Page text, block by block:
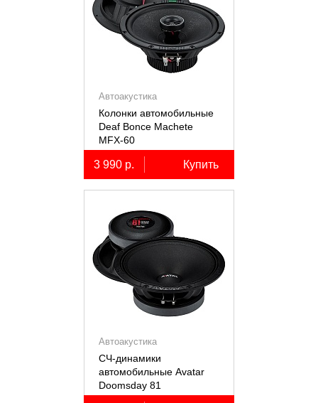
Автоакустика
Колонки автомобильные
Deaf Bonce Machete
MFX-60
3 990 р. Купить
Автоакустика
СЧ-динамики
автомобильные Avatar
Doomsday 81